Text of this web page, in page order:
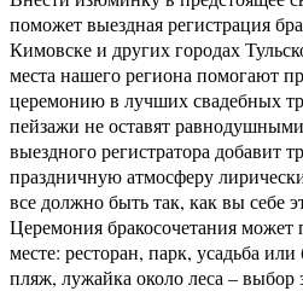
поможет выездная регистрация
Кимовске и других городах
места нашего региона помогают
церемонию в лучших свадебных
пейзажи не оставят
выездного регистратора добавит
праздничную атмосферу
все должно быть так, как вы себе
Церемония бракосочетания
месте: ресторан, парк, усадьба или
пляж, лужайка около леса – выбор